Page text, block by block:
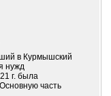
в Курмышский
нужд
г. была
часть